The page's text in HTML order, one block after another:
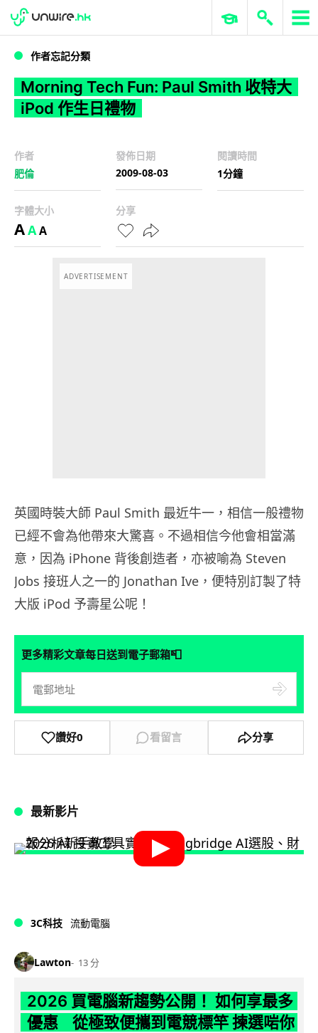
WWDC 2026 ERP 與商業 AI
作者忘記分類
Morning Tech Fun: Paul Smith 收特大
iPod 作生日禮物
作者
肥倫
發佈日期
2009-08-03
閱讀時間
1分鐘
字體大小
AAA
分享
ADVERTISEMENT
英國時裝大師 Paul Smith 最近牛一，相信一般禮物
已經不會為他帶來大驚喜。不過相信今他會相當滿
意，因為 iPhone 背後創造者，亦被喻為 Steven
Jobs 接班人之一的 Jonathan Ive，便特別訂製了特
大版 iPod 予壽星公呢！
更多精彩文章每日送到電子郵箱📮
讚好0 看留言 分享
最新影片
3C科技 流動電腦
Lawton 13 分
2026 買電腦新趨勢公開！ 如何享最多
優惠 從極致便攜到電競標竿 揀選啱你